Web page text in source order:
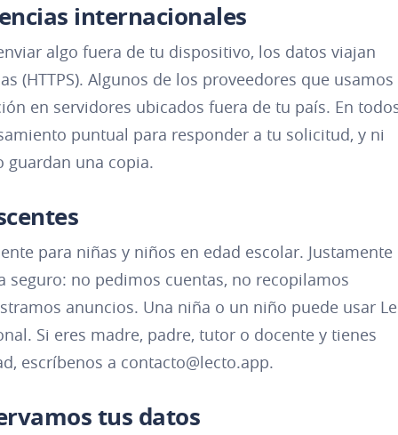
internacionales
algo fuera de tu dispositivo, los datos viajan
(HTTPS). Algunos de los proveedores que usamos
en servidores ubicados fuera de tu país. En
puntual para responder a tu solicitud, y ni
guardan una copia.
para niñas y niños en edad escolar.
seguro: no pedimos cuentas, no recopilamos
anuncios. Una niña o un niño puede usar
Si eres madre, padre, tutor o docente y tienes
escríbenos a contacto@lecto.app.
tus datos